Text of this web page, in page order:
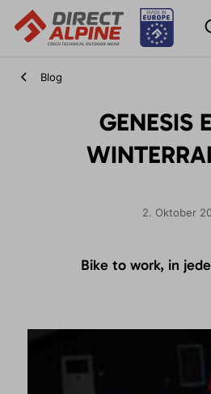
Blog
GENESIS
2. Oktober
Bike to work, in